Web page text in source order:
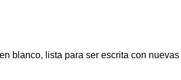
blanco, lista para ser escrita con nuevas